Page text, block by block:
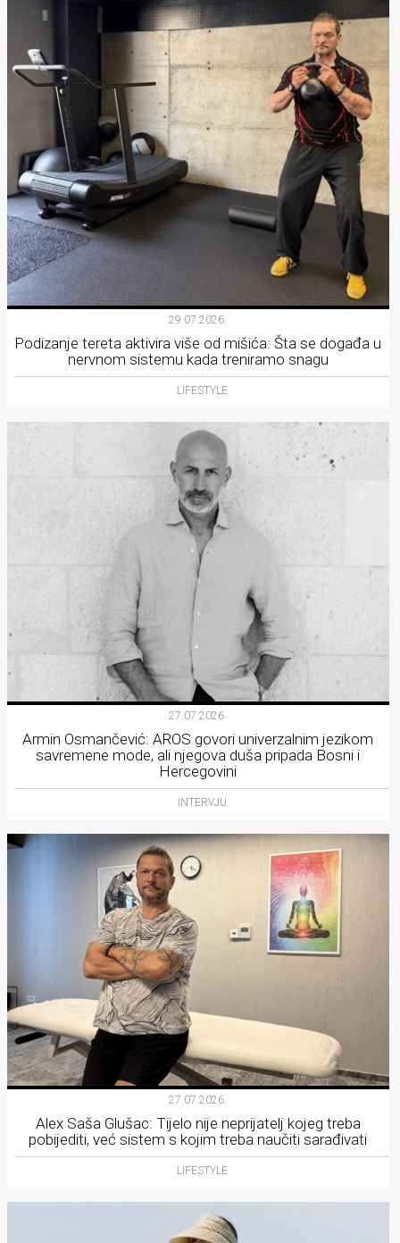
29.07.2026.
Podizanje tereta aktivira više od mišića: Šta se događa u
nervnom sistemu kada treniramo snagu
LIFESTYLE
27.07.2026.
Armin Osmančević: AROS govori univerzalnim jezikom
savremene mode, ali njegova duša pripada Bosni i
Hercegovini
INTERVJU
27.07.2026.
Alex Saša Glušac: Tijelo nije neprijatelj kojeg treba
pobijediti, već sistem s kojim treba naučiti sarađivati
LIFESTYLE